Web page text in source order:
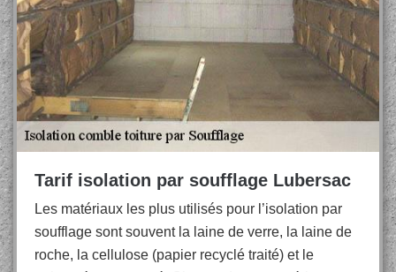
Tarif isolation par soufflage Lubersac
Les matériaux les plus utilisés pour l’isolation par
soufflage sont souvent la laine de verre, la laine de
roche, la cellulose (papier recyclé traité) et le